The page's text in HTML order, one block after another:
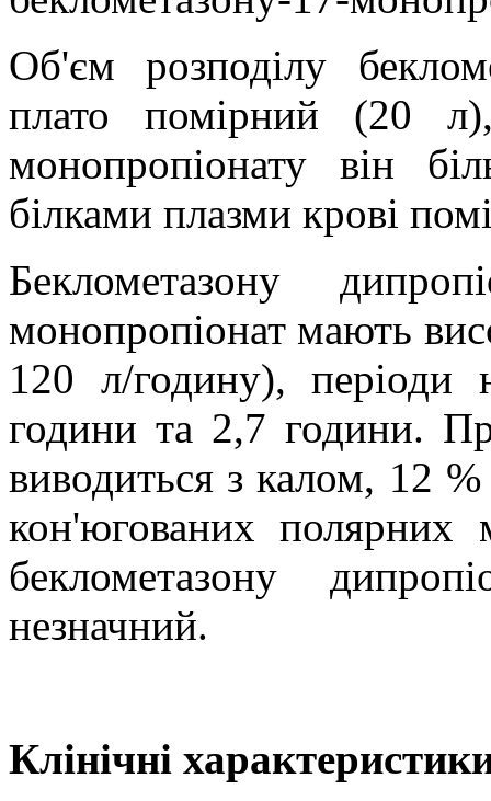
Об'єм розподілу
плато помірний (20
монопропіонату він
білками плазми крові
Беклометазону
монопропіонат мають
120 л/годину), періоди
години та 2,7 години.
виводиться з калом, 12 %
кон'югованих полярних
беклометазону
незначний.
Клінічні